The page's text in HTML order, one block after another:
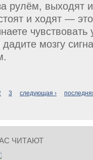
рулём, выходят
и ходят —
чувствовать
мозгу
3 следующая ›
ЧИТАЮТ